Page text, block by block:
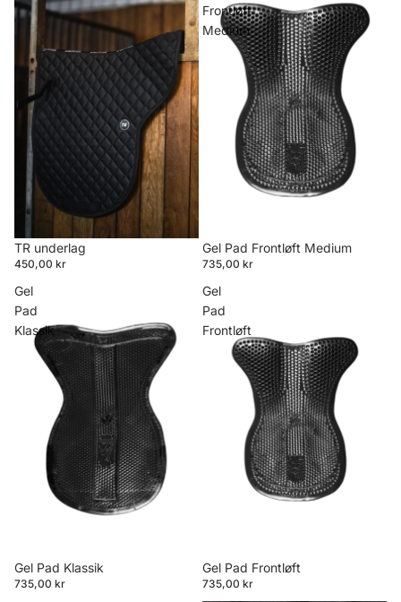
TR underlag
450,00 kr
Frontløft
Medium
Gel Pad Frontløft Medium
735,00 kr
Gel
Pad
Klassik
Gel Pad Klassik
735,00 kr
Gel
Pad
Frontløft
Gel Pad Frontløft
735,00 kr